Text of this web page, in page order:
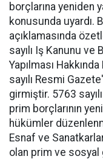
borçlarına yeniden
konusunda uyardı.
açıklamasında
sayılı Iş Kanunu ve
Yapılması
sayılı Resmi
girmiştir. 5763
prim borçlarının
hükümler
Esnaf ve
olan prim ve sosyal